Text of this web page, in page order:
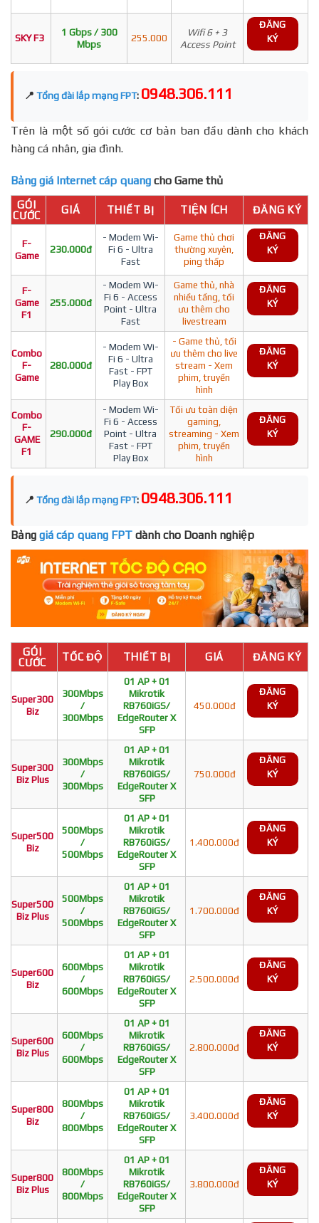
SKY F3
1 Gbps / 300
Mbps
255.000
Wifi 6 + 3
Access Point
ĐĂNG
KÝ
📍 Tổng đài lắp mạng FPT: 0948.306.111
Trên là một số gói cước cơ bản ban đầu dành cho khách
hàng cá nhân, gia đình.
Bảng giá Internet cáp quang cho Game thủ
GÓI
CƯỚC
GIÁ THIẾT BỊ TIỆN ÍCH ĐĂNG KÝ
F-
Game
230.000đ
- Modem Wi-
Fi 6 - Ultra
Fast
Game thủ chơi
thường xuyên,
ping thấp
ĐĂNG
KÝ
F-
Game
F1
255.000đ
- Modem Wi-
Fi 6 - Access
Point - Ultra
Fast
Game thủ, nhà
nhiều tầng, tối
ưu thêm cho
livestream
ĐĂNG
KÝ
Combo
F-
Game
280.000đ
- Modem Wi-
Fi 6 - Ultra
Fast - FPT
Play Box
- Game thủ, tối
ưu thêm cho live
stream - Xem
phim, truyền
hình
ĐĂNG
KÝ
Combo
F-
GAME
F1
290.000đ
- Modem Wi-
Fi 6 - Access
Point - Ultra
Fast - FPT
Play Box
Tối ưu toàn diện
gaming,
streaming - Xem
phim, truyền
hình
ĐĂNG
KÝ
📍 Tổng đài lắp mạng FPT: 0948.306.111
Bảng giá cáp quang FPT dành cho Doanh nghiệp
GÓI
CƯỚC
TỐC ĐỘ THIẾT BỊ GIÁ ĐĂNG KÝ
Super300
Biz
300Mbps
/
300Mbps
01 AP + 01
Mikrotik
RB760iGS/
EdgeRouter X
SFP
450.000đ
ĐĂNG
KÝ
Super300
Biz Plus
300Mbps
/
300Mbps
01 AP + 01
Mikrotik
RB760iGS/
EdgeRouter X
SFP
750.000đ
ĐĂNG
KÝ
Super500
Biz
500Mbps
/
500Mbps
01 AP + 01
Mikrotik
RB760iGS/
EdgeRouter X
SFP
1.400.000đ
ĐĂNG
KÝ
Super500
Biz Plus
500Mbps
/
500Mbps
01 AP + 01
Mikrotik
RB760iGS/
EdgeRouter X
SFP
1.700.000đ
ĐĂNG
KÝ
Super600
Biz
600Mbps
/
600Mbps
01 AP + 01
Mikrotik
RB760iGS/
EdgeRouter X
SFP
2.500.000đ
ĐĂNG
KÝ
Super600
Biz Plus
600Mbps
/
600Mbps
01 AP + 01
Mikrotik
RB760iGS/
EdgeRouter X
SFP
2.800.000đ
ĐĂNG
KÝ
Super800
Biz
800Mbps
/
800Mbps
01 AP + 01
Mikrotik
RB760iGS/
EdgeRouter X
SFP
3.400.000đ
ĐĂNG
KÝ
Super800
Biz Plus
800Mbps
/
800Mbps
01 AP + 01
Mikrotik
RB760iGS/
EdgeRouter X
SFP
3.800.000đ
ĐĂNG
KÝ